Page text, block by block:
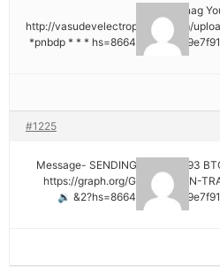
* * *
http://vasudevelectroproject.com/
pnbdp * * *
#1225
🔉 Message- SENDING 0.75361393
https://graph.org/GET-BITCOIN-